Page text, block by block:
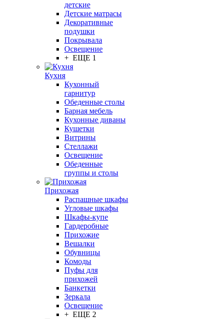
детские
Детские матрасы
Декоративные
подушки
Покрывала
Освещение
+ ЕЩЕ 1
Кухня
Кухонный
гарнитур
Обеденные столы
Барная мебель
Кухонные диваны
Кушетки
Витрины
Стеллажи
Освещение
Обеденные
группы и столы
Прихожая
Распашные шкафы
Угловые шкафы
Шкафы-купе
Гардеробные
Прихожие
Вешалки
Обувницы
Комоды
Пуфы для
прихожей
Банкетки
Зеркала
Освещение
+ ЕЩЕ 2